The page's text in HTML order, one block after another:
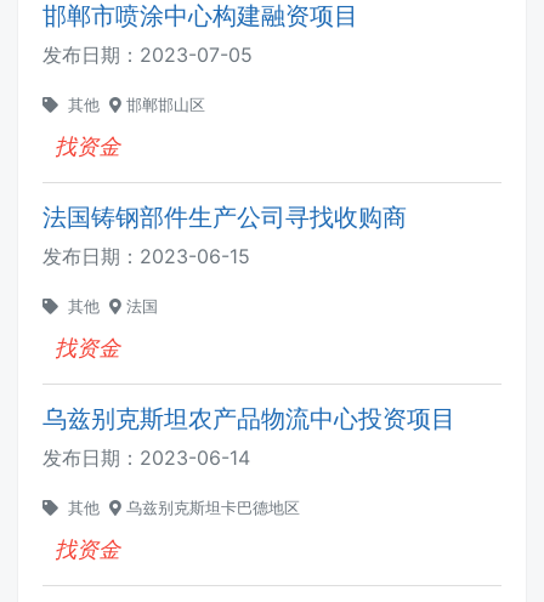
邯郸市喷涂中心构建融资项目
发布日期： 2023-07-05
其他 邯郸邯山区
找资金
法国铸钢部件生产公司寻找收购商
发布日期： 2023-06-15
其他 法国
找资金
乌兹别克斯坦农产品物流中心投资项目
发布日期： 2023-06-14
其他 乌兹别克斯坦卡巴德地区
找资金